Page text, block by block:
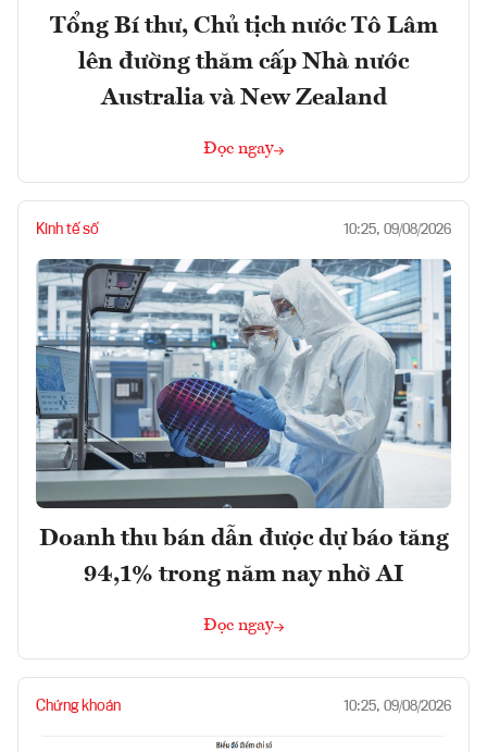
Tổng Bí thư, Chủ tịch nước Tô Lâm
lên đường thăm cấp Nhà nước
Australia và New Zealand
Đọc ngay
Kinh tế số 10:25, 09/08/2026
Doanh thu bán dẫn được dự báo tăng
94,1% trong năm nay nhờ AI
Đọc ngay
Chứng khoán 10:25, 09/08/2026